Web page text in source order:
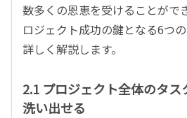
数多くの恩恵を受けることがで
ロジェクト成功の鍵となる6つ
詳しく解説します。
2.1 プロジェクト全体のタス
洗い出せる